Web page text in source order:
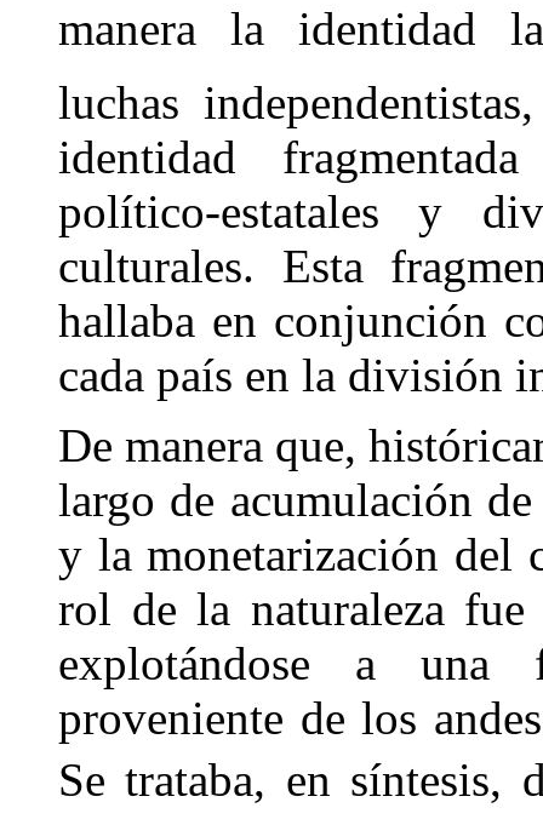
manera la identidad
luchas
identidad
político-estatales y
culturales. Esta
hallaba en conjunción
cada país en la división
De manera que,
largo de acumulación
y la monetarización del
rol de la naturaleza fue
explotándose a una
proveniente de los
Se trataba, en síntesis,